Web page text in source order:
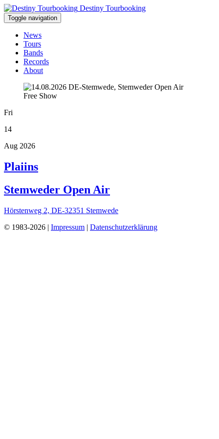
Destiny Tourbooking
Toggle navigation
News
Tours
Bands
Records
About
Free Show
Fri
14
Aug 2026
Plaiins
Stemweder Open Air
Hörstenweg 2, DE-32351 Stemwede
© 1983-2026 | Impressum | Datenschutzerklärung